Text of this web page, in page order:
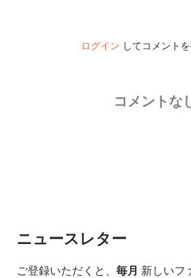
ログイン してコメント
コメントな
ニュースレター
ご登録いただくと、 毎月 新しいフ